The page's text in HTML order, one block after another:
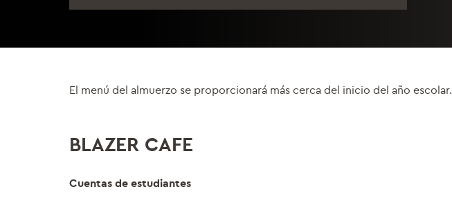
El menú del almuerzo se proporcionará más cerca del inicio del año escolar.
BLAZER CAFE
Cuentas de estudiantes